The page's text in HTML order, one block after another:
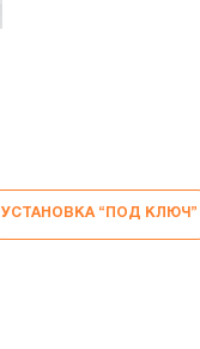
УСТАНОВКА “ПОД КЛЮЧ”